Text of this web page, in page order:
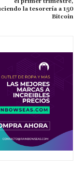
la tesorería a 150
Bitcoin